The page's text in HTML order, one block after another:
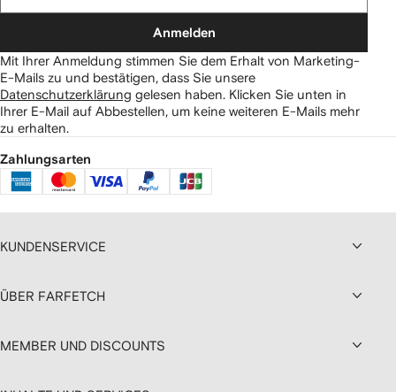
Anmelden
Mit Ihrer Anmeldung stimmen Sie dem Erhalt von Marketing-
E-Mails zu und bestätigen, dass Sie unsere
Datenschutzerklärung gelesen haben. Klicken Sie unten in
Ihrer E-Mail auf Abbestellen, um keine weiteren E-Mails mehr
zu erhalten.
Zahlungsarten
KUNDENSERVICE
ÜBER FARFETCH
MEMBER UND DISCOUNTS